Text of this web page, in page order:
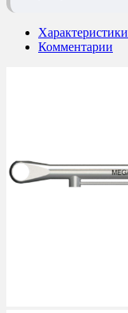
Характеристики
Комментарии